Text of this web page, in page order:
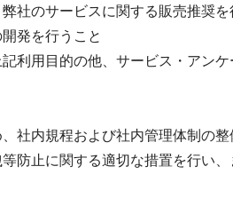
社のサービスに関する販売推奨を
発を行うこと
利用目的の他、サービス・アン
社内規程および社内管理体制の
防止に関する適切な措置を行い